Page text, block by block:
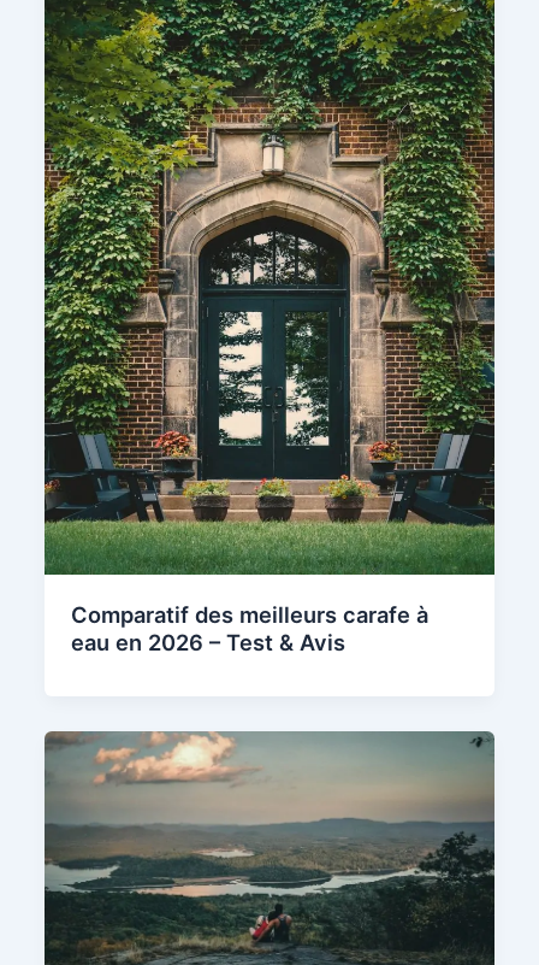
Comparatif des meilleurs carafe à
eau en 2026 – Test & Avis